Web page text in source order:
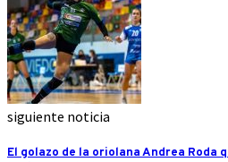
siguiente noticia
El golazo de la oriolana Andrea Roda